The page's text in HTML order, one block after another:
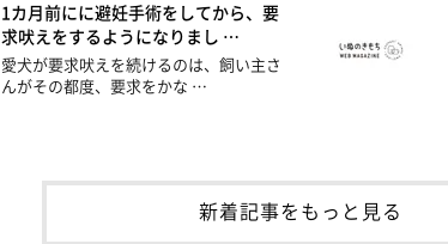
1カ月前にに避妊手術をしてから、要
求吠えをするようになりまし …
愛犬が要求吠えを続けるのは、飼い主さ
んがその都度、要求をかな …
新着記事をもっと見る